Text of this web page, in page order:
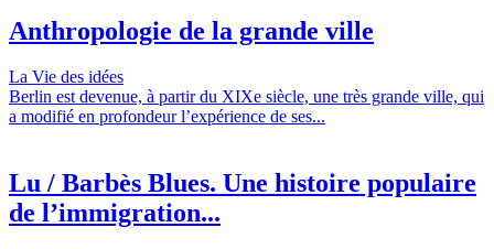
Anthropologie de la grande ville
La Vie des idées
Berlin est devenue, à partir du XIXe siècle, une très grande ville, qui
a modifié en profondeur l’expérience de ses...
Lu / Barbès Blues. Une histoire populaire
de l’immigration...